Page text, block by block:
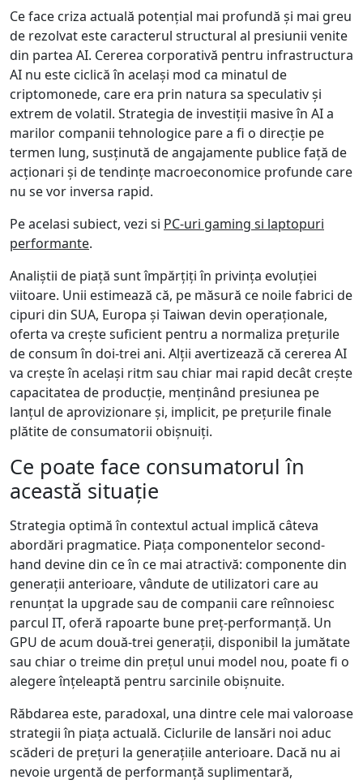
Ce face criza actuală potențial mai profundă și mai greu
de rezolvat este caracterul structural al presiunii venite
din partea AI. Cererea corporativă pentru infrastructura
AI nu este ciclică în același mod ca minatul de
criptomonede, care era prin natura sa speculativ și
extrem de volatil. Strategia de investiții masive în AI a
marilor companii tehnologice pare a fi o direcție pe
termen lung, susținută de angajamente publice față de
acționari și de tendințe macroeconomice profunde care
nu se vor inversa rapid.
Pe acelasi subiect, vezi si PC-uri gaming si laptopuri
performante.
Analiștii de piață sunt împărțiți în privința evoluției
viitoare. Unii estimează că, pe măsură ce noile fabrici de
cipuri din SUA, Europa și Taiwan devin operaționale,
oferta va crește suficient pentru a normaliza prețurile
de consum în doi-trei ani. Alții avertizează că cererea AI
va crește în același ritm sau chiar mai rapid decât crește
capacitatea de producție, menținând presiunea pe
lanțul de aprovizionare și, implicit, pe prețurile finale
plătite de consumatorii obișnuiți.
Ce poate face consumatorul în
această situație
Strategia optimă în contextul actual implică câteva
abordări pragmatice. Piața componentelor second-
hand devine din ce în ce mai atractivă: componente din
generații anterioare, vândute de utilizatori care au
renunțat la upgrade sau de companii care reînnoiesc
parcul IT, oferă rapoarte bune preț-performanță. Un
GPU de acum două-trei generații, disponibil la jumătate
sau chiar o treime din prețul unui model nou, poate fi o
alegere înțeleaptă pentru sarcinile obișnuite.
Răbdarea este, paradoxal, una dintre cele mai valoroase
strategii în piața actuală. Ciclurile de lansări noi aduc
scăderi de prețuri la generațiile anterioare. Dacă nu ai
nevoie urgentă de performanță suplimentară,